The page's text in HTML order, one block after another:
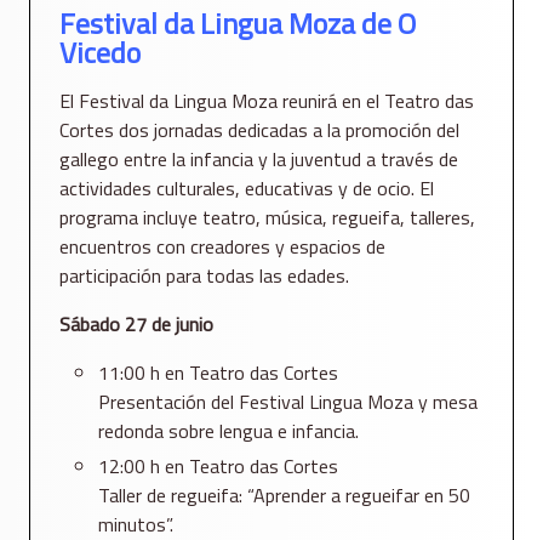
Festival da Lingua Moza de O
Vicedo
El Festival da Lingua Moza reunirá en el Teatro das
Cortes dos jornadas dedicadas a la promoción del
gallego entre la infancia y la juventud a través de
actividades culturales, educativas y de ocio. El
programa incluye teatro, música, regueifa, talleres,
encuentros con creadores y espacios de
participación para todas las edades.
Sábado 27 de junio
11:00 h en Teatro das Cortes
Presentación del Festival Lingua Moza y mesa
redonda sobre lengua e infancia.
12:00 h en Teatro das Cortes
Taller de regueifa: “Aprender a regueifar en 50
minutos”.